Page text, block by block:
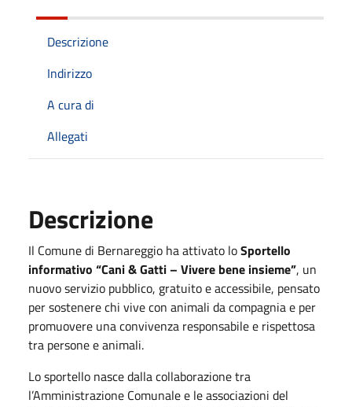
Descrizione
Indirizzo
A cura di
Allegati
Descrizione
Il Comune di Bernareggio ha attivato loSportello
informativo “Cani & Gatti – Vivere bene insieme”, un
nuovo servizio pubblico, gratuito e accessibile, pensato
per sostenere chi vive con animali da compagnia e per
promuovere una convivenza responsabile e rispettosa
tra persone e animali.
Lo sportello nasce dalla collaborazione tra
l’Amministrazione Comunale e le associazioni del